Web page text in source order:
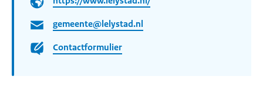
gemeente@lelystad.nl
Contactformulier